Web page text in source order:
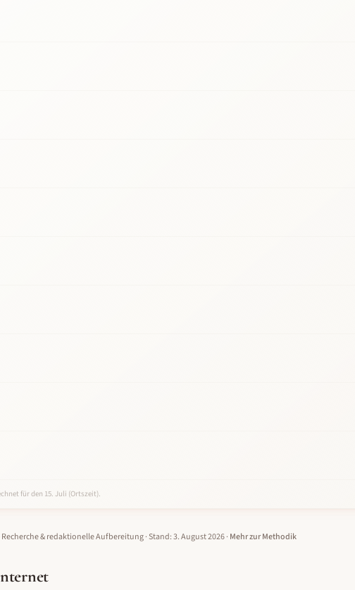
für den 15. Juli (Ortszeit).
& redaktionelle Aufbereitung· Stand:3. August 2026· Mehr zur Methodik